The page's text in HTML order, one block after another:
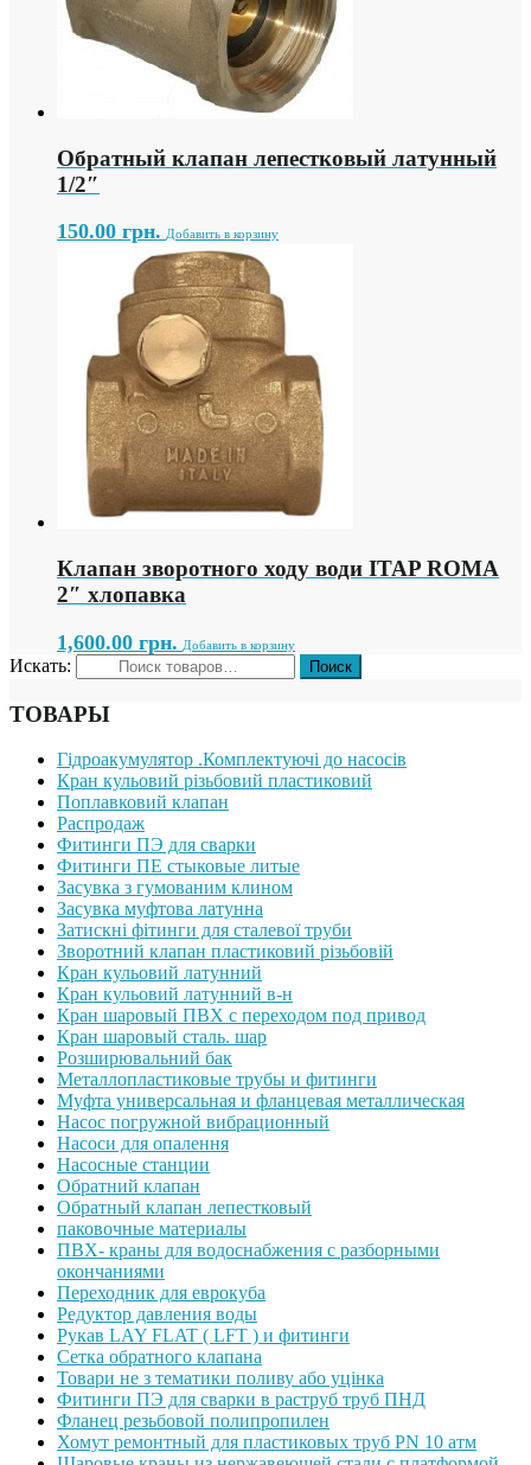
Обратный клапан лепестковый латунный
1/2″
150.00 грн. Добавить в корзину
Клапан зворотного ходу води ITAP ROMA
2″ хлопавка
1,600.00 грн. Добавить в корзину
Искать:
ТОВАРЫ
Гідроакумулятор .Комплектуючі до насосів
Кран кульовий різьбовий пластиковий
Поплавковий клапан
Распродаж
Фитинги ПЭ для сварки
Фитинги ПЕ стыковые литые
Засувка з гумованим клином
Засувка муфтова латунна
Затискні фітинги для сталевої труби
Зворотний клапан пластиковий різьбовій
Кран кульовий латунний
Кран кульовий латунний в-н
Кран шаровый ПВХ с переходом под привод
Кран шаровый сталь. шар
Розширювальний бак
Металлопластиковые трубы и фитинги
Муфта универсальная и фланцевая металлическая
Насос погружной вибрационный
Насоси для опалення
Насосные станции
Обратний клапан
Обратный клапан лепестковый
паковочные материалы
ПВХ- краны для водоснабжения с разборными
окончаниями
Переходник для еврокуба
Редуктор давления воды
Рукав LAY FLAT ( LFT ) и фитинги
Сетка обратного клапана
Товари не з тематики поливу або уцінка
Фитинги ПЭ для сварки в раструб труб ПНД
Фланец резьбовой полипропилен
Хомут ремонтный для пластиковых труб PN 10 атм